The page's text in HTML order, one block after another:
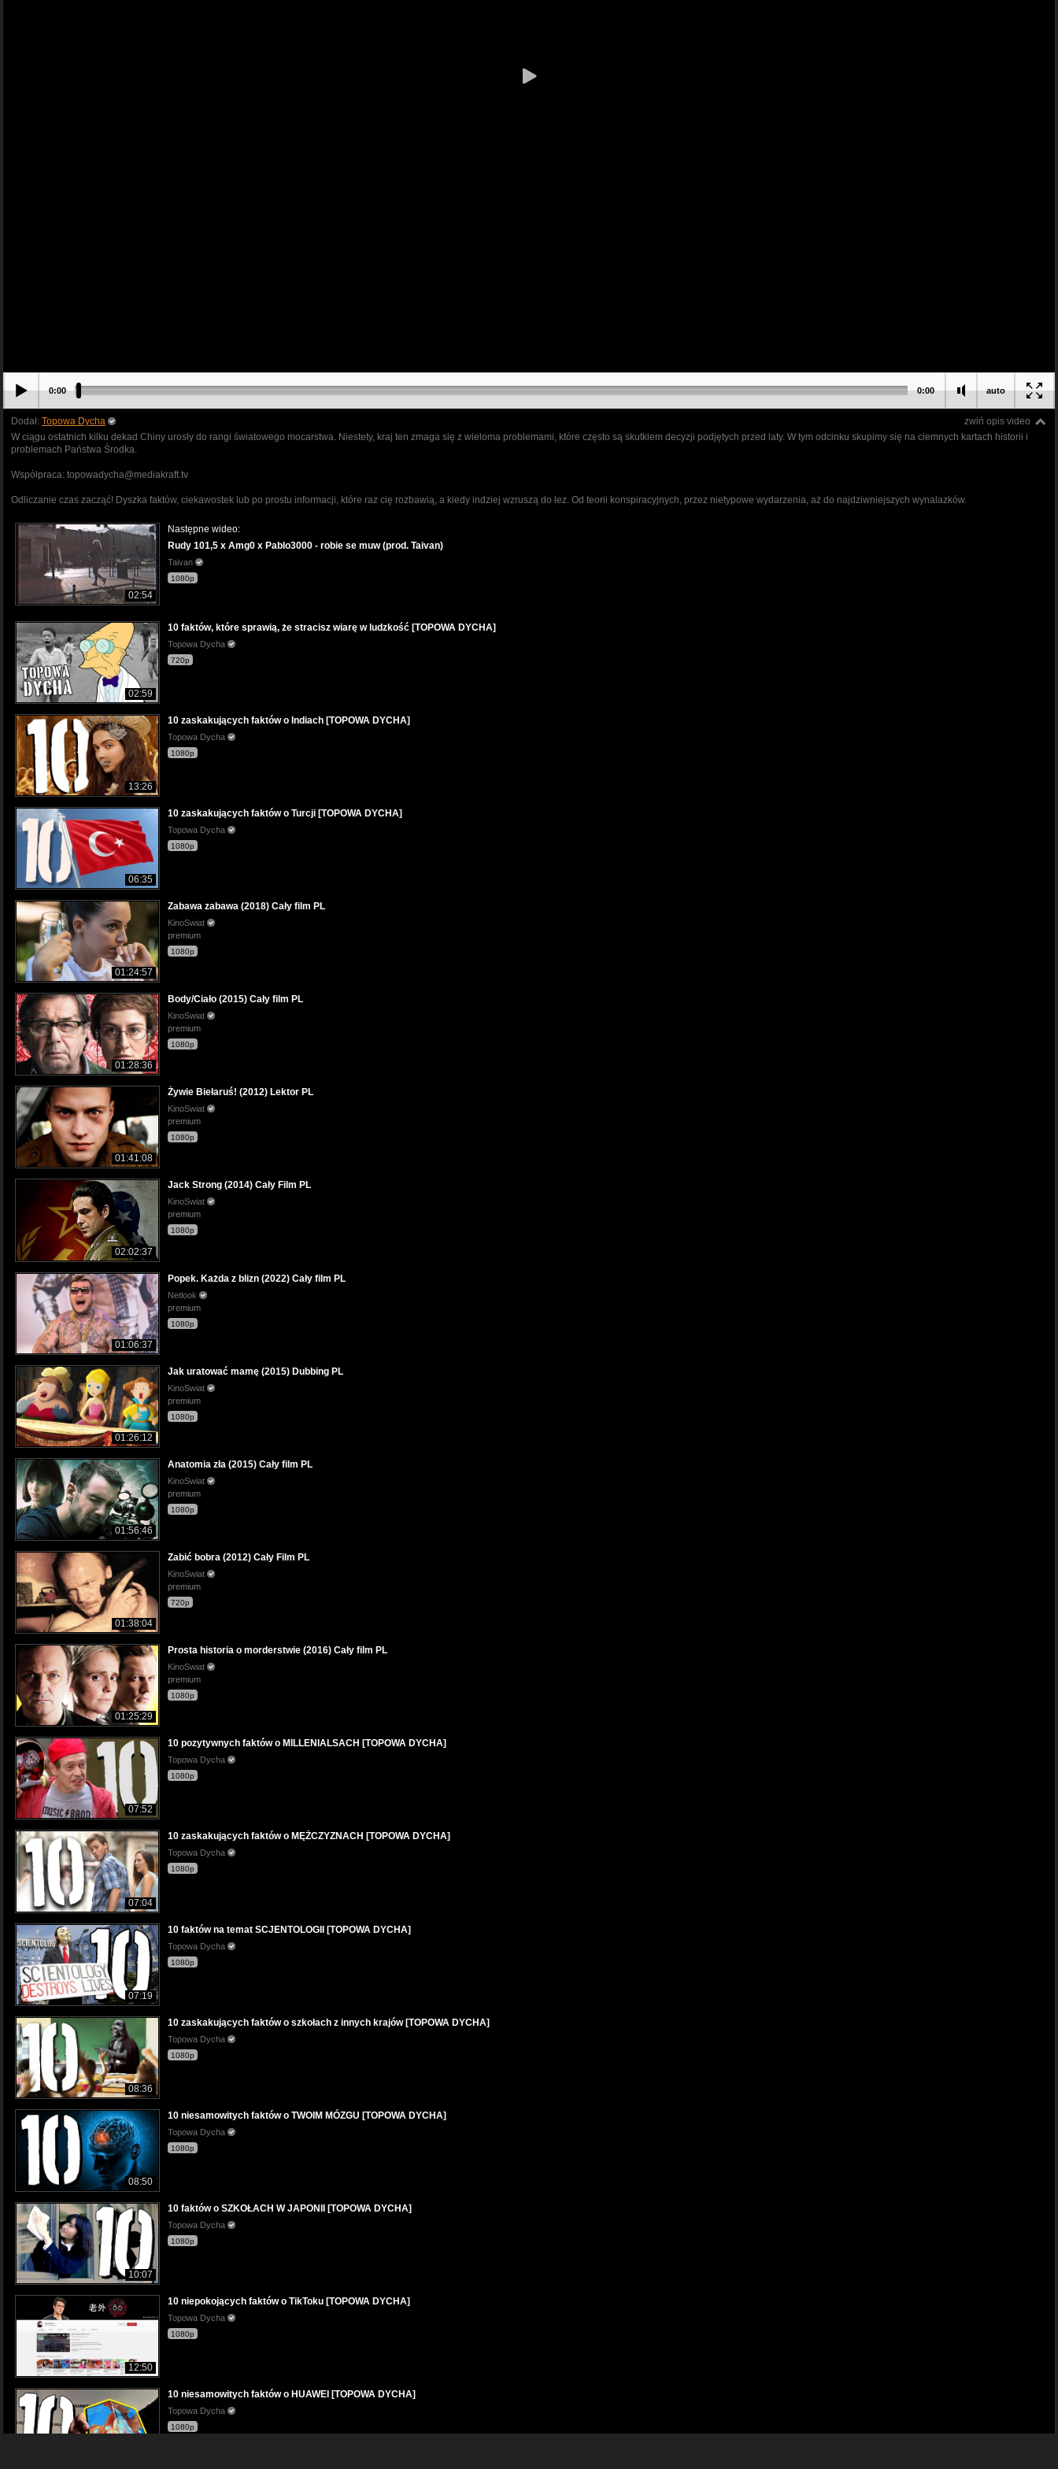
auto
0:00 0:00
zwiń opis video
Dodał: Topowa Dycha
W ciągu ostatnich kilku dekad Chiny urosły do rangi światowego mocarstwa. Niestety, kraj ten zmaga się z wieloma problemami, które często są skutkiem decyzji podjętych przed laty. W tym odcinku skupimy się na ciemnych kartach historii i
problemach Państwa Środka.
Współpraca: topowadycha@mediakraft.tv
Odliczanie czas zacząć! Dyszka faktów, ciekawostek lub po prostu informacji, które raz cię rozbawią, a kiedy indziej wzruszą do łez. Od teorii konspiracyjnych, przez nietypowe wydarzenia, aż do najdziwniejszych wynalazków.
02:54
Następne wideo:
Rudy 101,5 x Amg0 x Pablo3000 - robie se muw (prod. Taivan)
Taivan
1080p
02:59
10 faktów, które sprawią, że stracisz wiarę w ludzkość [TOPOWA DYCHA]
Topowa Dycha
720p
13:26
10 zaskakujących faktów o Indiach [TOPOWA DYCHA]
Topowa Dycha
1080p
06:35
10 zaskakujących faktów o Turcji [TOPOWA DYCHA]
Topowa Dycha
1080p
01:24:57
Zabawa zabawa (2018) Cały film PL
KinoSwiat
premium
1080p
01:28:36
Body/Ciało (2015) Cały film PL
KinoSwiat
premium
1080p
01:41:08
Żywie Biełaruś! (2012) Lektor PL
KinoSwiat
premium
1080p
02:02:37
Jack Strong (2014) Cały Film PL
KinoSwiat
premium
1080p
01:06:37
Popek. Każda z blizn (2022) Cały film PL
Netlook
premium
1080p
01:26:12
Jak uratować mamę (2015) Dubbing PL
KinoSwiat
premium
1080p
01:56:46
Anatomia zła (2015) Cały film PL
KinoSwiat
premium
1080p
01:38:04
Zabić bobra (2012) Cały Film PL
KinoSwiat
premium
720p
01:25:29
Prosta historia o morderstwie (2016) Cały film PL
KinoSwiat
premium
1080p
07:52
10 pozytywnych faktów o MILLENIALSACH [TOPOWA DYCHA]
Topowa Dycha
1080p
07:04
10 zaskakujących faktów o MĘŻCZYZNACH [TOPOWA DYCHA]
Topowa Dycha
1080p
07:19
10 faktów na temat SCJENTOLOGII [TOPOWA DYCHA]
Topowa Dycha
1080p
08:36
10 zaskakujących faktów o szkołach z innych krajów [TOPOWA DYCHA]
Topowa Dycha
1080p
08:50
10 niesamowitych faktów o TWOIM MÓZGU [TOPOWA DYCHA]
Topowa Dycha
1080p
10:07
10 faktów o SZKOŁACH W JAPONII [TOPOWA DYCHA]
Topowa Dycha
1080p
12:50
10 niepokojących faktów o TikToku [TOPOWA DYCHA]
Topowa Dycha
1080p
10 niesamowitych faktów o HUAWEI [TOPOWA DYCHA]
Topowa Dycha
1080p